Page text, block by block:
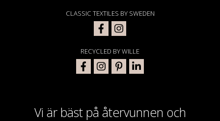
Vi är bäst på återvunnen och
CLASSIC TEXTILES BY SWEDEN
RECYCLED BY WILLE